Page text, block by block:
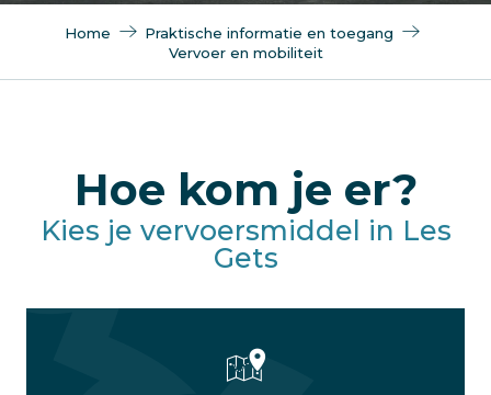
Home
Praktische informatie en toegang
Vervoer en mobiliteit
Hoe kom je er?
Kies je vervoersmiddel in Les
Gets